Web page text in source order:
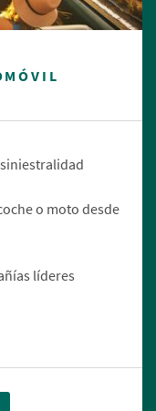
o moto desde
líderes